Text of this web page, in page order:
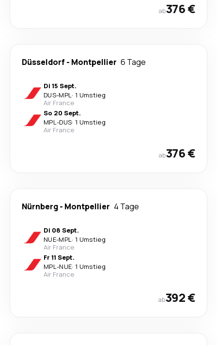
ab376 €
Düsseldorf - Montpellier 6 Tage
Di 15 Sept.
DUS-MPL· 1 Umstieg
Air France
So 20 Sept.
MPL-DUS· 1 Umstieg
Air France
ab376 €
Nürnberg- Montpellier 4 Tage
Di 08 Sept.
NUE-MPL· 1 Umstieg
Air France
Fr 11 Sept.
MPL-NUE· 1 Umstieg
Air France
ab392 €